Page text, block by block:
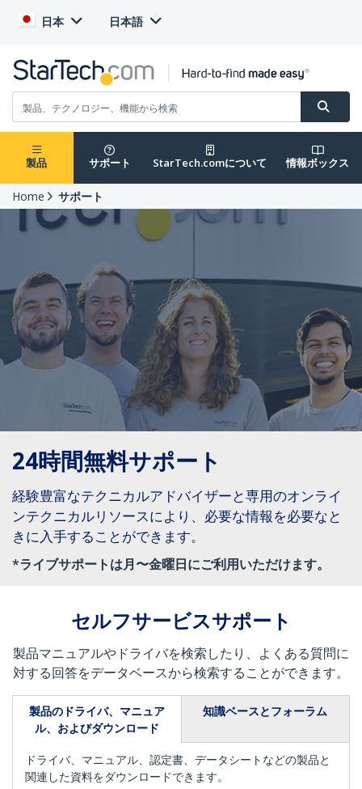
日本 日本語
製品 サポート StarTech.comについて 情報ボックス
Home サポート
24時間無料サポート
経験豊富なテクニカルアドバイザーと専用のオンライ
ンテクニカルリソースにより、必要な情報を必要なと
きに入手することができます。
*ライブサポートは月〜金曜日にご利用いただけます。
セルフサービスサポート
製品マニュアルやドライバを検索したり、よくある質問に
対する回答をデータベースから検索することができます。
製品のドライバ、マニュア
ル、およびダウンロード
知識ベースとフォーラム
ドライバ、マニュアル、認定書、データシートなどの製品と
関連した資料をダウンロードできます。